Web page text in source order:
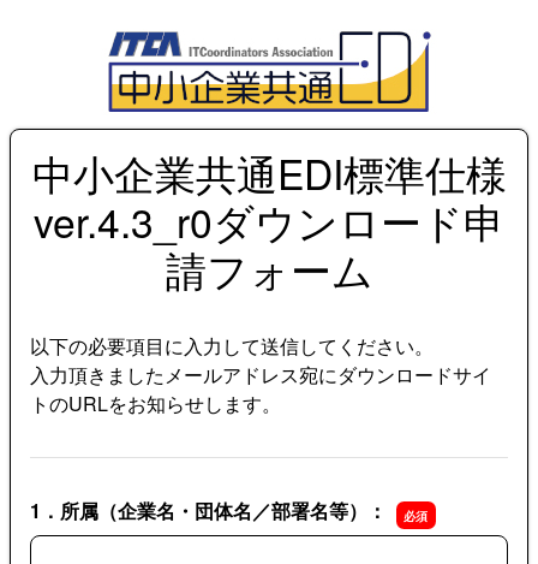
中小企業共通EDI標準仕様
ver.4.3_r0ダウンロード申
請フォーム
以下の必要項目に入力して送信してください。
入力頂きましたメールアドレス宛にダウンロードサイ
トのURLをお知らせします。
1．所属（企業名・団体名／部署名等）：
1．所属（企業名・団体名／部署名等）：